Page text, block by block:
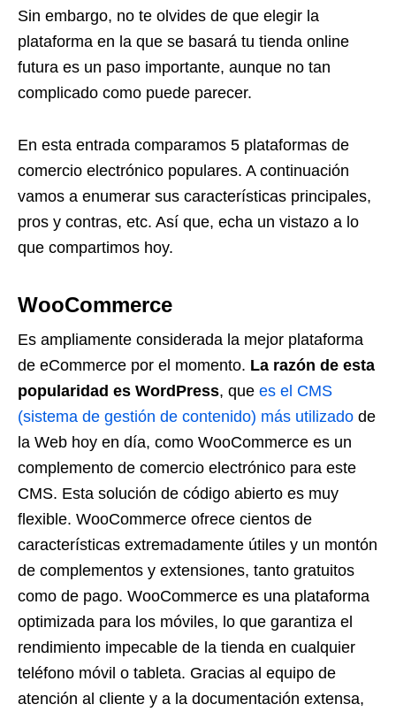
Sin embargo, no te olvides de que elegir la
plataforma en la que se basará tu tienda online
futura es un paso importante, aunque no tan
complicado como puede parecer.
En esta entrada comparamos 5 plataformas de
comercio electrónico populares. A continuación
vamos a enumerar sus características principales,
pros y contras, etc. Así que, echa un vistazo a lo
que compartimos hoy.
WooCommerce
Es ampliamente considerada la mejor plataforma
de eCommerce por el momento. La razón de esta
popularidad es WordPress, que es el CMS
(sistema de gestión de contenido) más utilizado de
la Web hoy en día, como WooCommerce es un
complemento de comercio electrónico para este
CMS. Esta solución de código abierto es muy
flexible. WooCommerce ofrece cientos de
características extremadamente útiles y un montón
de complementos y extensiones, tanto gratuitos
como de pago. WooCommerce es una plataforma
optimizada para los móviles, lo que garantiza el
rendimiento impecable de la tienda en cualquier
teléfono móvil o tableta. Gracias al equipo de
atención al cliente y a la documentación extensa,